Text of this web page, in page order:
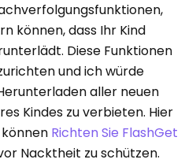
können, dass Ihr Kind
Diese Funktionen
und ich würde
aller neuen
Kindes zu verbieten. Hier
können Richten Sie FlashGet
Nacktheit zu schützen.